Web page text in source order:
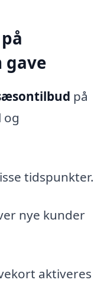
gave
på
og
tidspunkter.
nye kunder
aktiveres